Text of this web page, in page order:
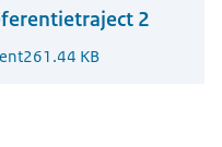
2
261.44 KB